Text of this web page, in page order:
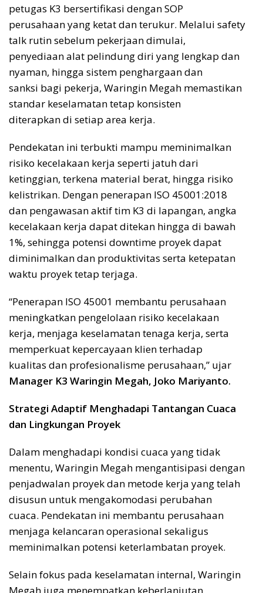
petugas K3 bersertifikasi dengan SOP
perusahaan yang ketat dan terukur. Melalui safety
talk rutin sebelum pekerjaan dimulai,
penyediaan alat pelindung diri yang lengkap dan
nyaman, hingga sistem penghargaan dan
sanksi bagi pekerja, Waringin Megah memastikan
standar keselamatan tetap konsisten
diterapkan di setiap area kerja.
Pendekatan ini terbukti mampu meminimalkan
risiko kecelakaan kerja seperti jatuh dari
ketinggian, terkena material berat, hingga risiko
kelistrikan. Dengan penerapan ISO 45001:2018
dan pengawasan aktif tim K3 di lapangan, angka
kecelakaan kerja dapat ditekan hingga di bawah
1%, sehingga potensi downtime proyek dapat
diminimalkan dan produktivitas serta ketepatan
waktu proyek tetap terjaga.
“Penerapan ISO 45001 membantu perusahaan
meningkatkan pengelolaan risiko kecelakaan
kerja, menjaga keselamatan tenaga kerja, serta
memperkuat kepercayaan klien terhadap
kualitas dan profesionalisme perusahaan,” ujar
Manager K3 Waringin Megah, Joko Mariyanto.
Strategi Adaptif Menghadapi Tantangan Cuaca
dan Lingkungan Proyek
Dalam menghadapi kondisi cuaca yang tidak
menentu, Waringin Megah mengantisipasi dengan
penjadwalan proyek dan metode kerja yang telah
disusun untuk mengakomodasi perubahan
cuaca. Pendekatan ini membantu perusahaan
menjaga kelancaran operasional sekaligus
meminimalkan potensi keterlambatan proyek.
Selain fokus pada keselamatan internal, Waringin
Megah juga menempatkan keberlanjutan